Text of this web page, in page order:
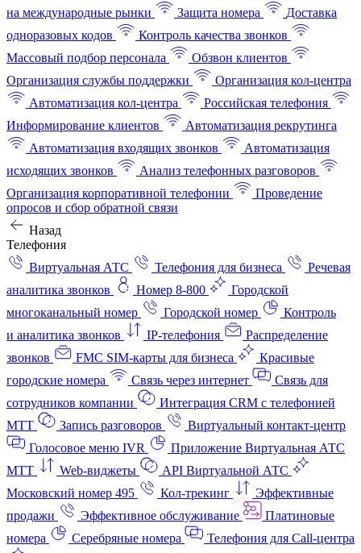
на международные рынки
Защита номера
Доставка
одноразовых кодов
Контроль качества звонков
Массовый подбор персонала
Обзвон клиентов
Организация службы поддержки
Организация кол-центра
Автоматизация кол-центра
Российская телефония
Информирование клиентов
Автоматизация рекрутинга
Автоматизация входящих звонков
Автоматизация
исходящих звонков
Анализ телефонных разговоров
Организация корпоративной телефонии
Проведение
опросов и сбор обратной связи
Назад
Телефония
Виртуальная АТС
Телефония для бизнеса
Речевая
аналитика звонков
Номер 8-800
Городской
многоканальный номер
Городской номер
Контроль
и аналитика звонков
IP-телефония
Распределение
звонков
FMC SIM-карты для бизнеса
Красивые
городские номера
Связь через интернет
Связь для
сотрудников компании
Интеграция CRM с телефонией
МТТ
Запись разговоров
Виртуальный контакт‑центр
Голосовое меню IVR
Приложение Виртуальная АТС
МТТ
Web-виджеты
API Виртуальной АТС
Московский номер 495
Кол-трекинг
Эффективные
продажи
Эффективное обслуживание
Платиновые
номера
Серебряные номера
Телефония для Call-центра